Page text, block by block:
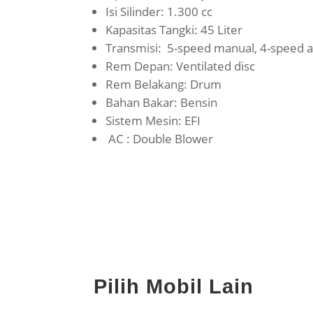
Isi Silinder: 1.300 cc
Kapasitas Tangki: 45 Liter
Transmisi: 5-speed manual, 4-speed
Rem Depan: Ventilated disc
Rem Belakang: Drum
Bahan Bakar: Bensin
Sistem Mesin: EFI
AC : Double Blower
Pilih Mobil Lain